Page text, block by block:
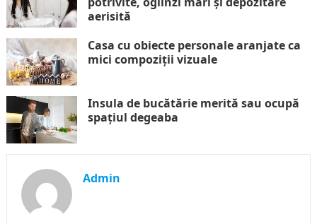
aerisită
Casa cu obiecte personale aranjate ca
mici compoziții vizuale
Insula de bucătărie merită sau ocupă
spațiul degeaba
Admin